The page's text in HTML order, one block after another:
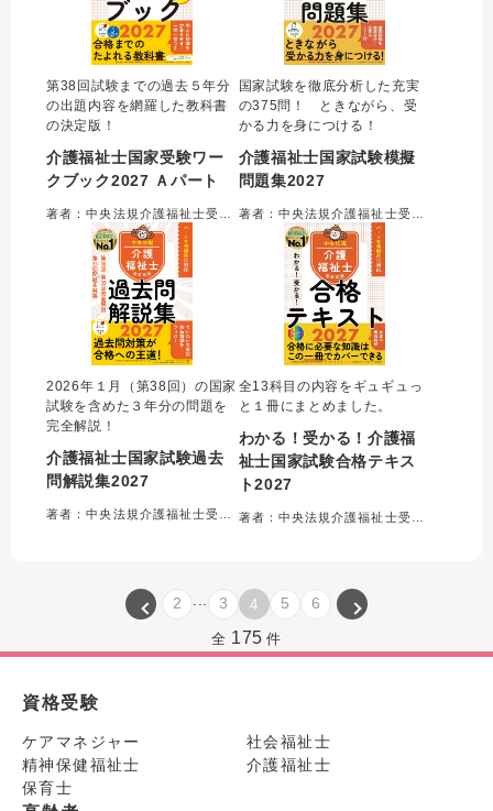
第38回試験までの過去５年分
の出題内容を網羅した教科書
の決定版！
介護福祉士国家受験ワー
クブック2027 Ａパート
国家試験を徹底分析した充実
の375問！ ときながら、受
かる力を身につける！
介護福祉士国家試験模擬
問題集2027
2026年１月（第38回）の国家
試験を含めた３年分の問題を
完全解説！
介護福祉士国家試験過去
問解説集2027
全13科目の内容をギュギュっ
と１冊にまとめました。
わかる！受かる！介護福
祉士国家試験合格テキス
ト2027
2 3 4 5 6
全 175 件
資格受験
ケアマネジャー
社会福祉士
精神保健福祉士
介護福祉士
保育士